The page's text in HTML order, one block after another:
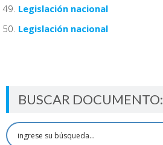
Legislación nacional
Legislación nacional
BUSCAR DOCUMENTO: